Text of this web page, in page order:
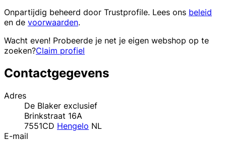
Onpartijdig beheerd door Trustprofile. Lees ons beleid
en de voorwaarden.
Wacht even! Probeerde je net je eigen webshop op te
zoeken?Claim profiel
Contactgegevens
Adres
De Blaker exclusief
Brinkstraat 16A
7551CD Hengelo NL
E-mail